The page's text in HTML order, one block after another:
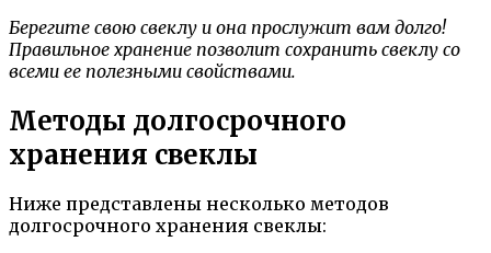
Берегите свою свеклу и она прослужит вам долго!
Правильное хранение позволит сохранить свеклу со
всеми ее полезными свойствами.
Методы долгосрочного
хранения свеклы
Ниже представлены несколько методов
долгосрочного хранения свеклы: